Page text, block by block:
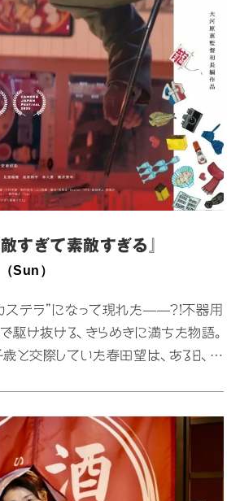
すぎて素敵すぎる』
Sun）
ステラ”になって現れた——?!不器用
駆け抜ける、きらめきに満ちた物語。
と交際していた春田望は、ある日、横
カステラを乗せたバイクとの衝突事故
田。病室で目を覚ますと、そこには横
テラ”を名乗る男がいた……。 2025
年 第 20 回大阪アジアン映画